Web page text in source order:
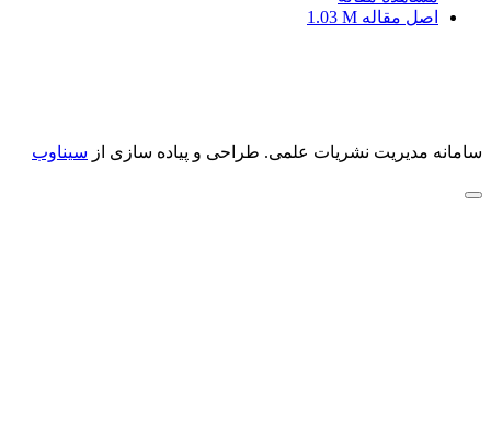
اصل مقاله 1.03 M
سامانه مدیریت نشریات علمی. طراحی و پیاده سازی از سیناوب